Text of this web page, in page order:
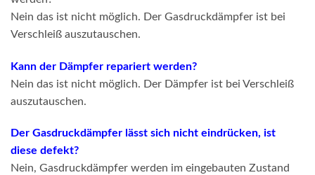
Nein das ist nicht möglich. Der Gasdruckdämpfer ist bei
Verschleiß auszutauschen.
Kann der Dämpfer repariert werden?
Nein das ist nicht möglich. Der Dämpfer ist bei Verschleiß
auszutauschen.
Der Gasdruckdämpfer lässt sich nicht eindrücken, ist
diese defekt?
Nein, Gasdruckdämpfer werden im eingebauten Zustand